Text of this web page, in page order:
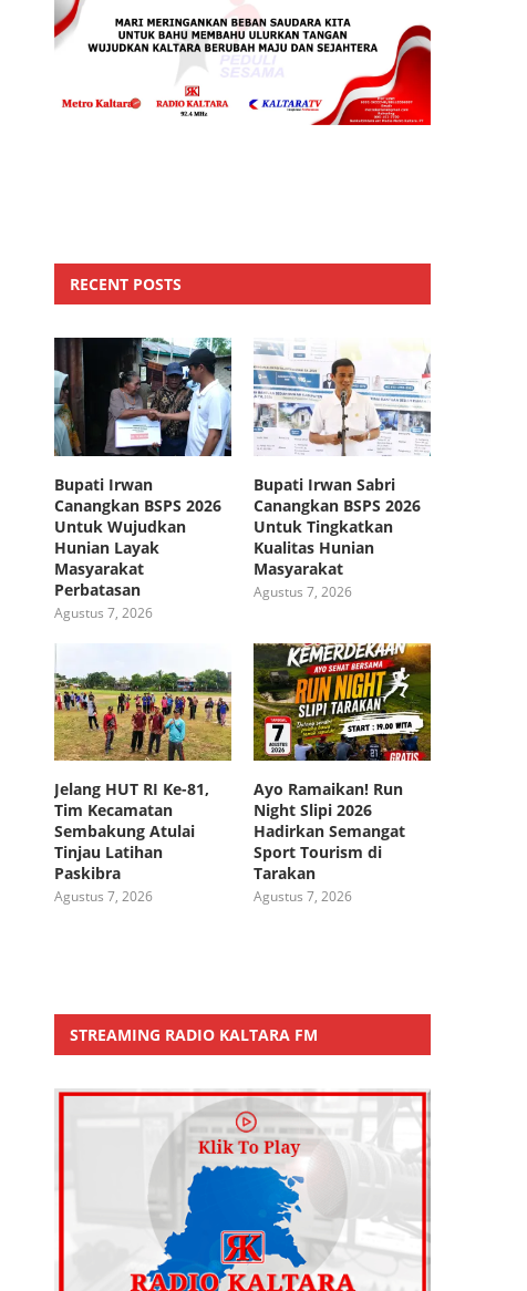
RECENT POSTS
Bupati Irwan
Canangkan BSPS 2026
Untuk Wujudkan
Hunian Layak
Masyarakat
Perbatasan
Agustus 7, 2026
Bupati Irwan Sabri
Canangkan BSPS 2026
Untuk Tingkatkan
Kualitas Hunian
Masyarakat
Agustus 7, 2026
Jelang HUT RI Ke-81,
Tim Kecamatan
Sembakung Atulai
Tinjau Latihan
Paskibra
Agustus 7, 2026
Ayo Ramaikan! Run
Night Slipi 2026
Hadirkan Semangat
Sport Tourism di
Tarakan
Agustus 7, 2026
STREAMING RADIO KALTARA FM